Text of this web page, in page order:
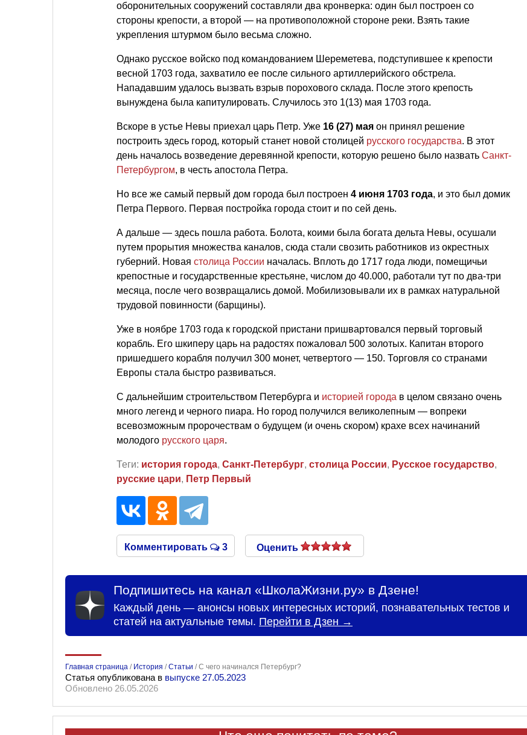
оборонительных сооружений составляли два кронверка: один был построен со
стороны крепости, а второй — на противоположной стороне реки. Взять такие
укрепления штурмом было весьма сложно.
Однако русское войско под командованием Шереметева, подступившее к крепости
весной 1703 года, захватило ее после сильного артиллерийского обстрела.
Нападавшим удалось вызвать взрыв порохового склада. После этого крепость
вынуждена была капитулировать. Случилось это 1(13) мая 1703 года.
Вскоре в устье Невы приехал царь Петр. Уже 16 (27) мая он принял решение
построить здесь город, который станет новой столицей русского государства. В этот
день началось возведение деревянной крепости, которую решено было назвать Санкт-
Петербургом, в честь апостола Петра.
Но все же самый первый дом города был построен 4 июня 1703 года, и это был домик
Петра Первого. Первая постройка города стоит и по сей день.
А дальше — здесь пошла работа. Болота, коими была богата дельта Невы, осушали
путем прорытия множества каналов, сюда стали свозить работников из окрестных
губерний. Новая столица России началась. Вплоть до 1717 года люди, помещичьи
крепостные и государственные крестьяне, числом до 40.000, работали тут по два-три
месяца, после чего возвращались домой. Мобилизовывали их в рамках натуральной
трудовой повинности (барщины).
Уже в ноябре 1703 года к городской пристани пришвартовался первый торговый
корабль. Его шкиперу царь на радостях пожаловал 500 золотых. Капитан второго
пришедшего корабля получил 300 монет, четвертого — 150. Торговля со странами
Европы стала быстро развиваться.
С дальнейшим строительством Петербурга и историей города в целом связано очень
много легенд и черного пиара. Но город получился великолепным — вопреки
всевозможным пророчествам о будущем (и очень скором) крахе всех начинаний
молодого русского царя.
Теги: история города, Санкт-Петербург, столица России, Русское государство,
русские цари, Петр Первый
Комментировать 3 Оценить
Подпишитесь на канал «ШколаЖизни.ру» в Дзене!
Каждый день — анонсы новых интересных историй, познавательных тестов и
статей на актуальные темы. Перейти в Дзен →
Главная страница / История /Статьи /С чего начинался Петербург?
Статья опубликована в выпуске 27.05.2023
Обновлено 26.05.2026